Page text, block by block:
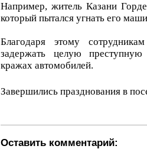
Например, житель Казани
который пытался угнать его
Благодаря этому
задержать целую
кражах автомобилей.
Завершились празднования в
Оставить комментарий: